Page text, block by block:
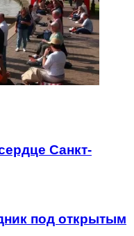
Санкт-
под открытым